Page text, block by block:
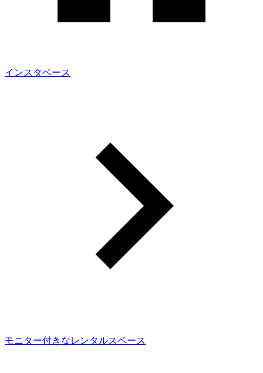
インスタベース
モニター付きなレンタルスペース